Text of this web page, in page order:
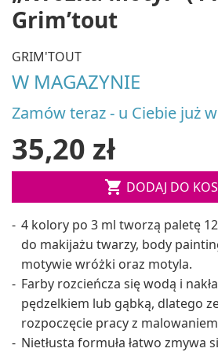
Grim’tout
GRIM'TOUT
W MAGAZYNIE
Zamów teraz - u Ciebie już
35,20 zł
 DODAJ DO
4 kolory po 3 ml tworzą paletę
do makijażu twarzy, body
motywie wróżki oraz motyla.
Farby rozcieńcza się wodą i
pędzelkiem lub gąbką, dlatego
rozpoczęcie pracy z
Nietłusta formuła łatwo zmywa